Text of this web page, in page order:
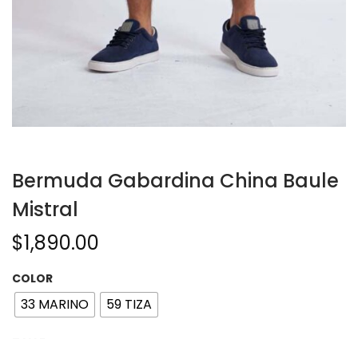
Bermuda Gabardina China Baule
Mistral
$1,890.00
COLOR
33 MARINO 59 TIZA